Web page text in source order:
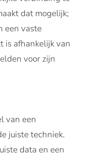
dat mogelijk;
een vaste
is afhankelijk van
voor zijn
van een
juiste techniek.
data en een